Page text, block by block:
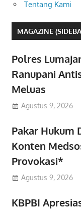
Tentang Kami
MAGAZINE
Polres
Ranupani
Meluas
Agustus 9, 2026
Pakar Hukum
Konten
Provokasi*
Agustus 9, 2026
KBPBI